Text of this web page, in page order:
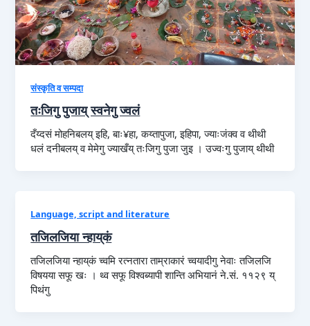
संस्कृति व सम्पदा
तःजिगु पुजाय् स्वनेगु ज्वलं
दँय्दसं मोहनिबलय् इहि, बाः¥हा, कय्तापुजा, इहिपा, ज्याःजंक्व व थीथी
धलं दनीबलय् व मेमेगु ज्याखँय् तःजिगु पुजा जुइ । उज्वःगु पुजाय् थीथी
Language, script and literature
तजिलजिया न्हाय्‌कं
तजिलजिया न्हाय्‌कं च्वमि रत्नतारा ताम्राकारं च्वयादीगु नेवाः तजिलजि
विषयया सफू खः । थ्व सफू विश्वब्यापी शान्ति अभियानं ने.सं. ११२९ य्
पिथंगु